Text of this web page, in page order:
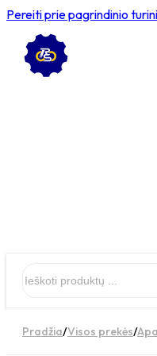
Pereiti prie pagrindinio
Pradžia/Visos prekės/